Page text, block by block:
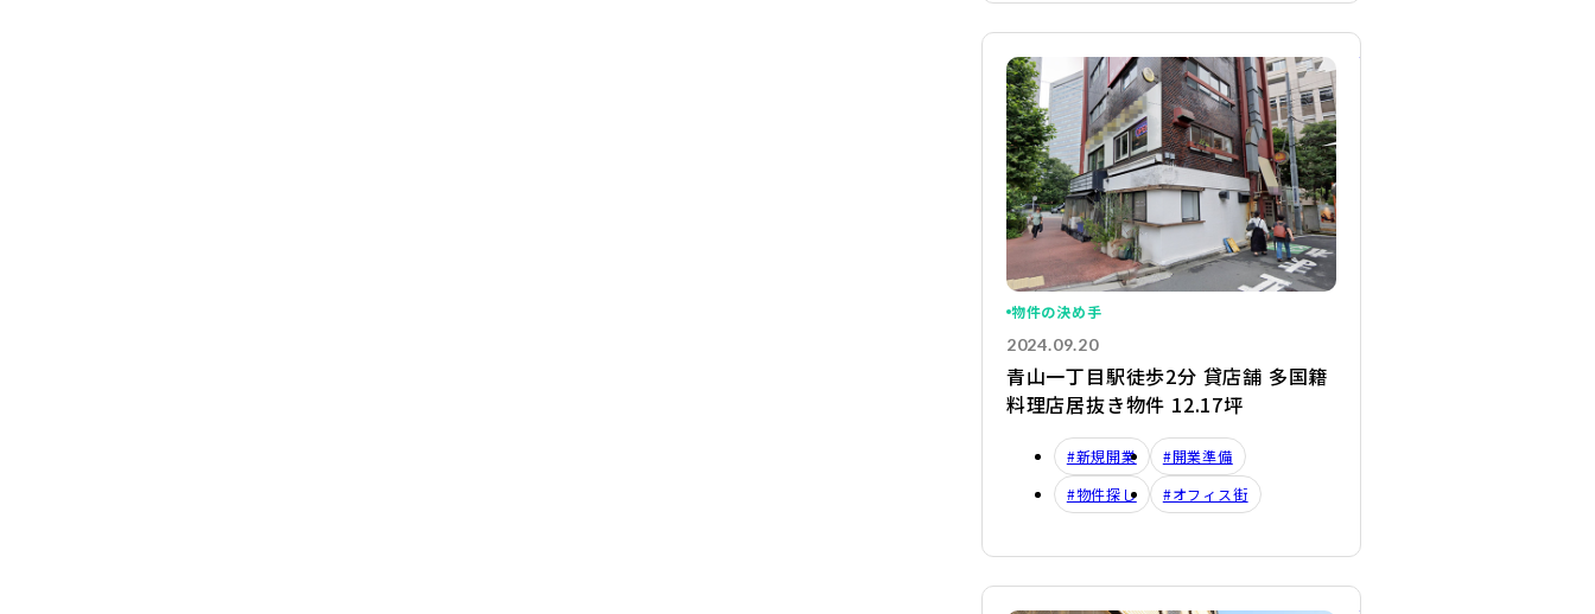
物件の決め手
2024.09.20
青山一丁目駅徒歩2分 貸店舗 多国籍
料理店居抜き物件 12.17坪
#新規開業
#開業準備
#物件探し
#オフィス街
詳細を見る
詳細を見る